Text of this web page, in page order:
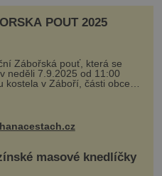
POUŤ 2025
Zábořská pouť, která se
neděli 7.9.2025 od 11:00
kostela v Záboří, části obce
V programu naleznete
prohlídku kostela,
masové knedlíčky